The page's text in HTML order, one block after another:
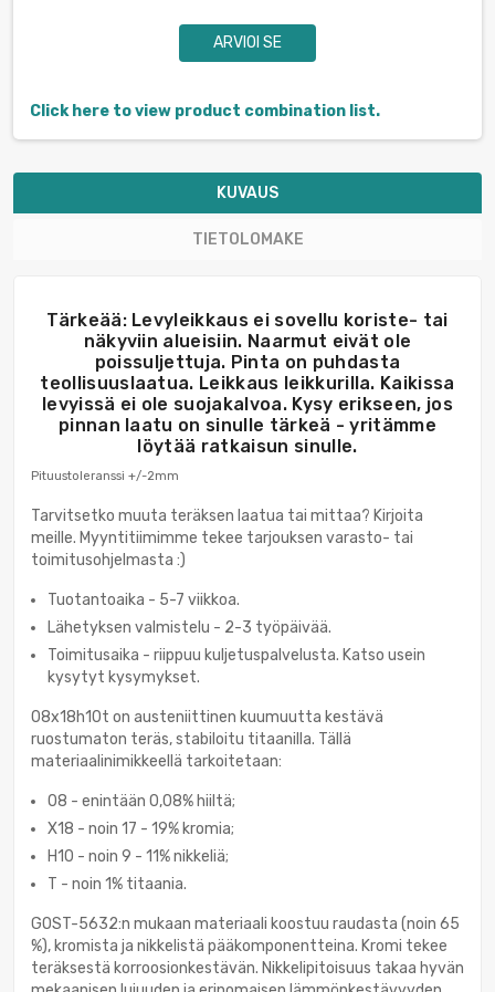
ARVIOI SE
Click here to view product combination list.
KUVAUS
TIETOLOMAKE
Tärkeää: Levyleikkaus ei sovellu koriste- tai
näkyviin alueisiin. Naarmut eivät ole
poissuljettuja. Pinta on puhdasta
teollisuuslaatua. Leikkaus leikkurilla. Kaikissa
levyissä ei ole suojakalvoa. Kysy erikseen, jos
pinnan laatu on sinulle tärkeä - yritämme
löytää ratkaisun sinulle.
Pituustoleranssi +/-2mm
Tarvitsetko muuta teräksen laatua tai mittaa? Kirjoita
meille. Myyntitiimimme tekee tarjouksen varasto- tai
toimitusohjelmasta :)
Tuotantoaika - 5-7 viikkoa.
Lähetyksen valmistelu - 2-3 työpäivää.
Toimitusaika - riippuu kuljetuspalvelusta. Katso usein
kysytyt kysymykset.
08x18h10t on austeniittinen kuumuutta kestävä
ruostumaton teräs, stabiloitu titaanilla. Tällä
materiaalinimikkeellä tarkoitetaan:
08 - enintään 0,08% hiiltä;
X18 - noin 17 - 19% kromia;
H10 - noin 9 - 11% nikkeliä;
T - noin 1% titaania.
GOST-5632:n mukaan materiaali koostuu raudasta (noin 65
%), kromista ja nikkelistä pääkomponentteina. Kromi tekee
teräksestä korroosionkestävän. Nikkelipitoisuus takaa hyvän